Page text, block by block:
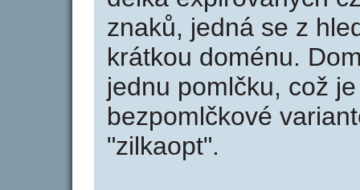
znaků, jedná se z
krátkou doménu.
jednu pomlčku, což
bezpomlčkové
"zilkaopt".